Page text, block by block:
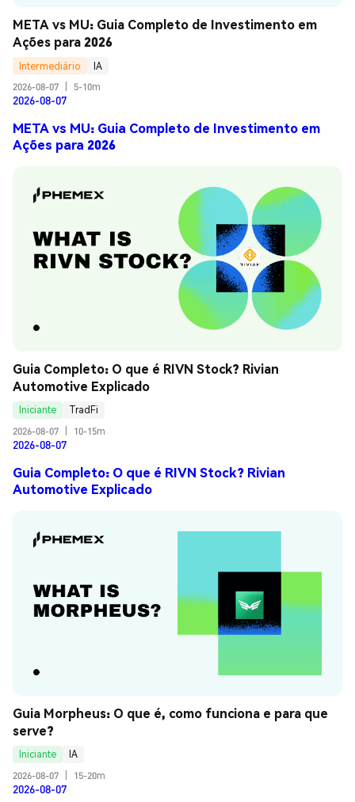
META vs MU: Guia Completo de Investimento em
Ações para 2026
Intermediário
IA
2026-08-07
5-10m
2026-08-07
META vs MU: Guia Completo de Investimento em
Ações para 2026
Guia Completo: O que é RIVN Stock? Rivian
Automotive Explicado
Iniciante
TradFi
2026-08-07
10-15m
2026-08-07
Guia Completo: O que é RIVN Stock? Rivian
Automotive Explicado
Guia Morpheus: O que é, como funciona e para que
serve?
Iniciante
IA
2026-08-07
15-20m
2026-08-07